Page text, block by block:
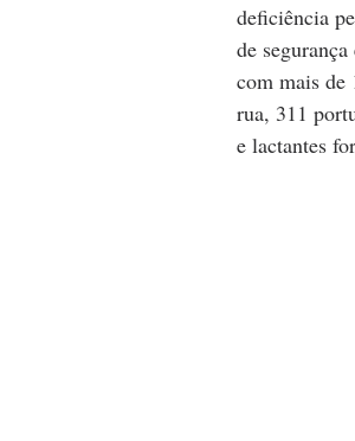
deficiência
de
com mais de
rua, 311
e lactantes